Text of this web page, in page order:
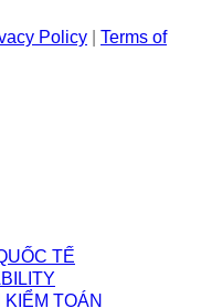
Policy
Terms of
TẾ
TOÁN